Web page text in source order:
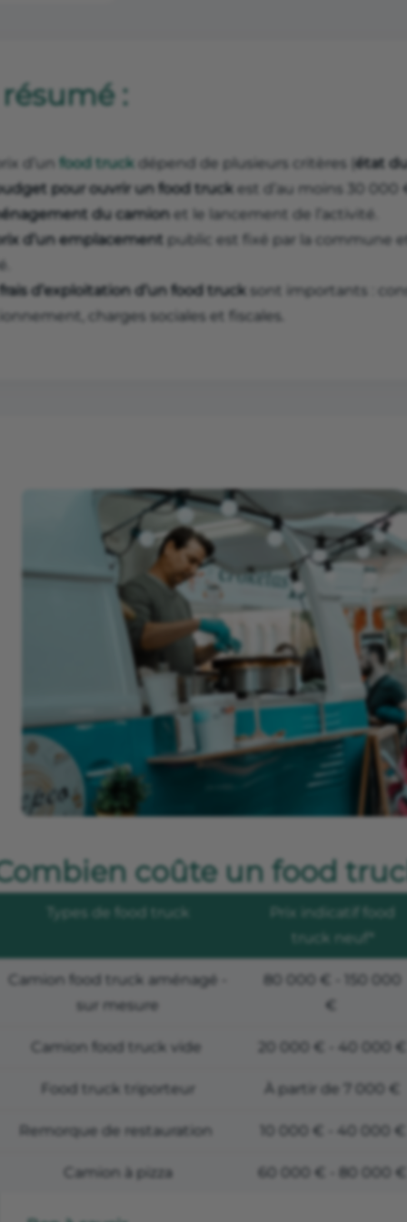
:
d’un food truck dépend de plusieurs critères (état
pour ouvrir un food truck est d’au moins 30 000
du camion et le lancement de l’activité.
d’un emplacement public est fixé par la commune
d’exploitation d’un food truck sont importants :
charges sociales et fiscales.
coûte un food
Types de food truck
Prix indicatif food
truck neuf*
Camion food truck aménagé -
sur mesure
80 000 € - 150 000
€
Camion food truck vide 20 000 € - 40 000 €
Food truck triporteur À partir de 7 000 €
Remorque de restauration 10 000 € - 40 000 €
Camion à pizza 60 000 € - 80 000 €